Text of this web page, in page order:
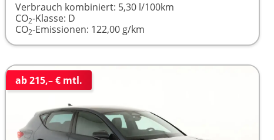
Verbrauch kombiniert: 5,30 l/100km
CO2-Klasse: D
CO2-Emissionen: 122,00 g/km
ab 215,– € mtl.